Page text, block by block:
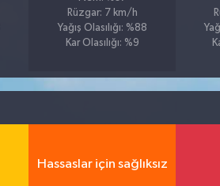
Rüzgar: 7 km/h
Yağış Olasılığı: %88
Kar Olasılığı: %9
Hassaslar için sağlıksız